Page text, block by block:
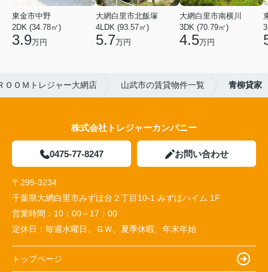
東金市中野
2DK (34.78㎡)
3.9万円
大網白里市北飯塚
4LDK (93.57㎡)
5.7万円
大網白里市南横川
3DK (70.79㎡)
4.5万円
ＯＯＭトレジャー大網店 山武市の賃貸物件一覧 青柳貸家
株式会社トレジャーカンパニー
0475-77-8247 お問い合わせ
〒299-3234
千葉県大網白里市みずほ台２丁目10-1 みずほハイム 1F
営業時間： 10：00～17：00
定休日： 毎週水曜日、ＧＷ、夏季休暇、年末年始
トップページ